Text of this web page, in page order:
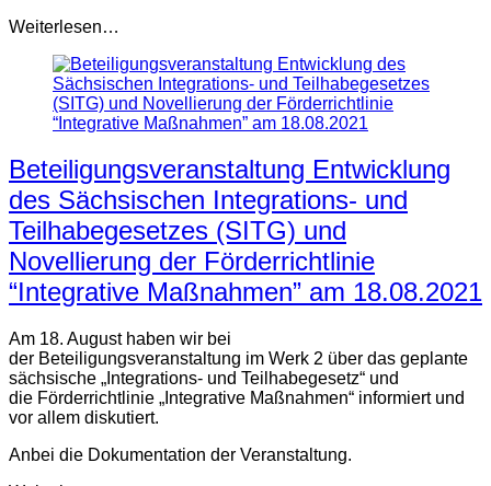
Weiterlesen…
Beteiligungsveranstaltung Entwicklung
des Sächsischen Integrations- und
Teilhabegesetzes (SITG) und
Novellierung der Förderrichtlinie
“Integrative Maßnahmen” am 18.08.2021
Am 18. August haben wir bei
der Beteiligungsveranstaltung im Werk 2 über das geplante
sächsische „Integrations- und Teilhabegesetz“ und
die Förderrichtlinie „Integrative Maßnahmen“ informiert und
vor allem diskutiert.
Anbei die Dokumentation der Veranstaltung.